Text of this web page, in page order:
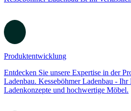
Kompetenzen
Erfahren Sie unsere umfassenden
Ladenbau. Von Produktentwicklung bis
Kesseböhmer Ladenbau ist Ihr